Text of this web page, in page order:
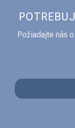
Požiadajte nás